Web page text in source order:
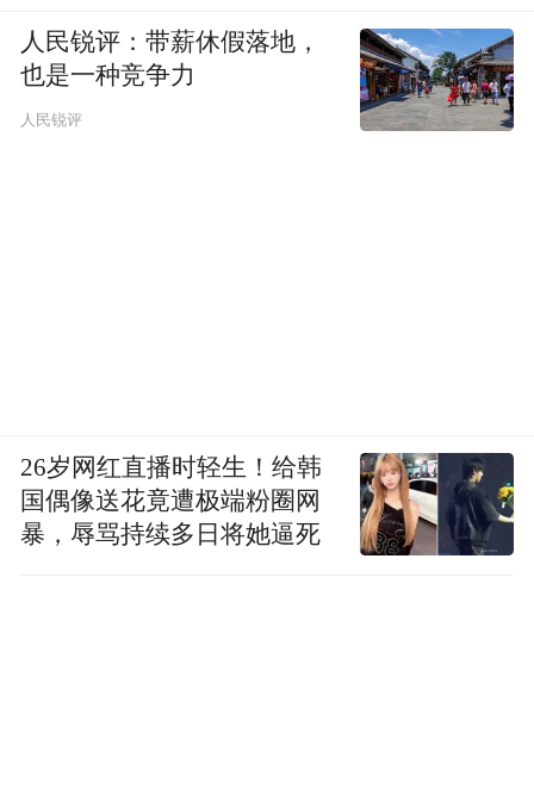
人民锐评：带薪休假落地，
也是一种竞争力
人民锐评
26岁网红直播时轻生！给韩
国偶像送花竟遭极端粉圈网
暴，辱骂持续多日将她逼死